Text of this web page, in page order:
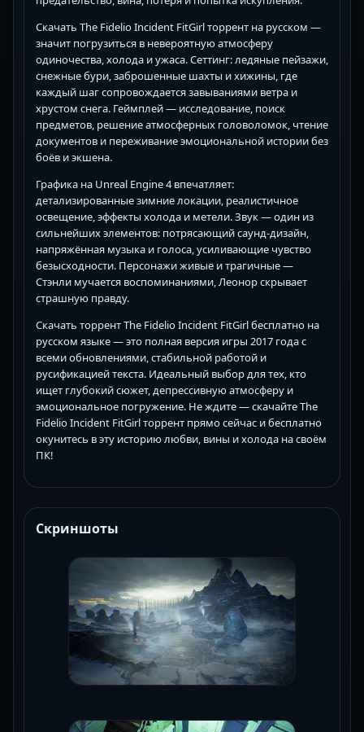
Скачать The Fidelio Incident FitGirl торрент на русском —
значит погрузиться в невероятную атмосферу
одиночества, холода и ужаса. Сеттинг: ледяные пейзажи,
снежные бури, заброшенные шахты и хижины, где
каждый шаг сопровождается завываниями ветра и
хрустом снега. Геймплей — исследование, поиск
предметов, решение атмосферных головоломок, чтение
документов и переживание эмоциональной истории без
боёв и экшена.
Графика на Unreal Engine 4 впечатляет:
детализированные зимние локации, реалистичное
освещение, эффекты холода и метели. Звук — один из
сильнейших элементов: потрясающий саунд-дизайн,
напряжённая музыка и голоса, усиливающие чувство
безысходности. Персонажи живые и трагичные —
Стэнли мучается воспоминаниями, Леонор скрывает
страшную правду.
Скачать торрент The Fidelio Incident FitGirl бесплатно на
русском языке — это полная версия игры 2017 года с
всеми обновлениями, стабильной работой и
русификацией текста. Идеальный выбор для тех, кто
ищет глубокий сюжет, депрессивную атмосферу и
эмоциональное погружение. Не ждите — скачайте The
Fidelio Incident FitGirl торрент прямо сейчас и бесплатно
окунитесь в эту историю любви, вины и холода на своём
ПК!
Скриншоты